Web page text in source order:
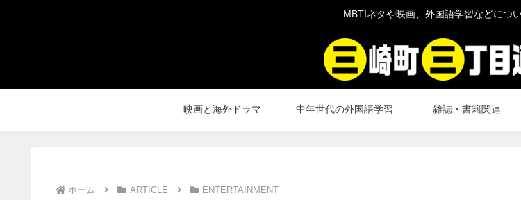
MBTIネタや映画、外国語学習などにつ
映画と海外ドラマ 中年世代の外国語学習 雑誌・書籍関連
ホーム ARTICLE ENTERTAINMENT